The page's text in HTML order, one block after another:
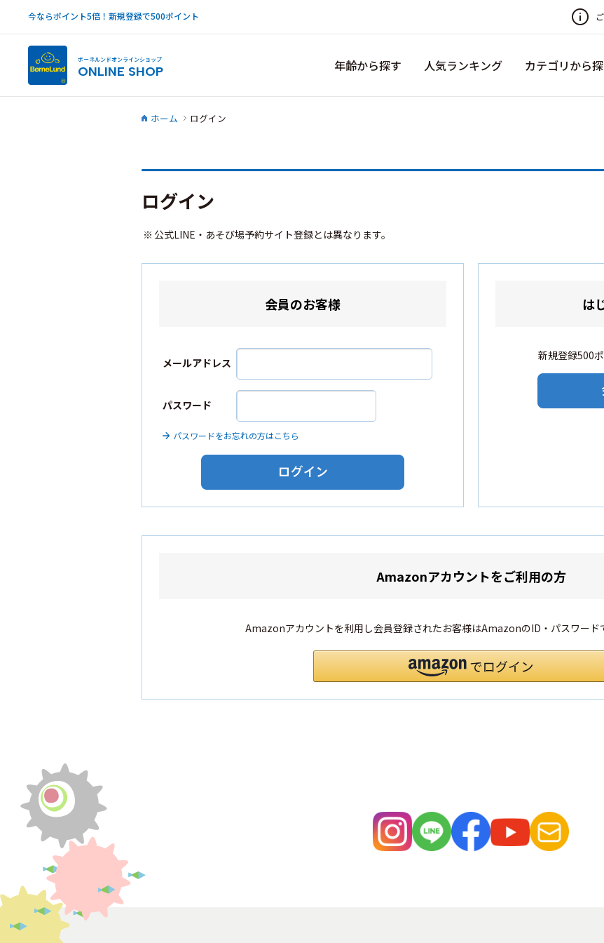
今ならポイント5倍！新規登録で500ポイント
ボーネルンドオンラインショップ
ONLINE SHOP 年齢から探す 人気ランキング カテゴリから
ホーム ログイン
ログイン
公式LINE・あそび場予約サイト登録とは異なります。
会員のお客様
メールアドレス
パスワード
パスワードをお忘れの方はこちら
は
新規登録500ポイ
Amazonアカウントをご利用の方
Amazonアカウントを利用し会員登録されたお客様はAmazonのID・パスワード